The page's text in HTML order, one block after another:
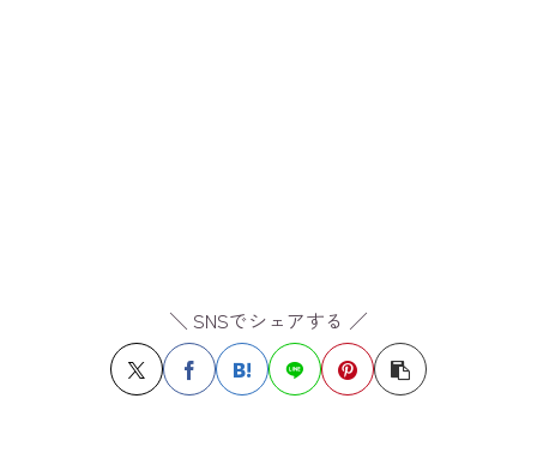
＼ SNSでシェアする ／